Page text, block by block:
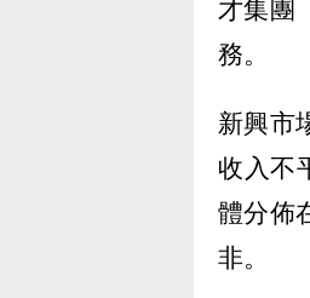
才集團
務。
新興市
收入不
體分佈
非。